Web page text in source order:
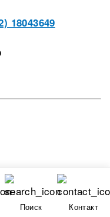
18043649
Поиск Контакт